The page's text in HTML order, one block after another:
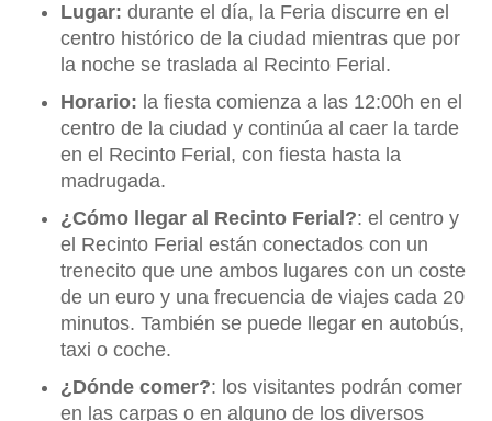
Lugar: durante el día, la Feria discurre en el
centro histórico de la ciudad mientras que por
la noche se traslada al Recinto Ferial.
Horario: la fiesta comienza a las 12:00h en el
centro de la ciudad y continúa al caer la tarde
en el Recinto Ferial, con fiesta hasta la
madrugada.
¿Cómo llegar al Recinto Ferial?: el centro y
el Recinto Ferial están conectados con un
trenecito que une ambos lugares con un coste
de un euro y una frecuencia de viajes cada 20
minutos. También se puede llegar en autobús,
taxi o coche.
¿Dónde comer?: los visitantes podrán comer
en las carpas o en alguno de los diversos